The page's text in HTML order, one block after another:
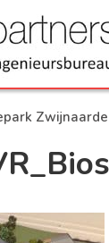
Zwijnaarde